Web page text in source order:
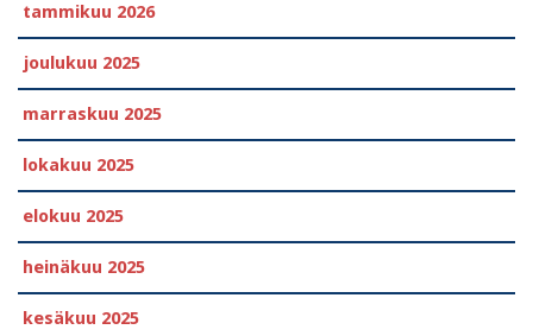
tammikuu 2026
joulukuu 2025
marraskuu 2025
lokakuu 2025
elokuu 2025
heinäkuu 2025
kesäkuu 2025